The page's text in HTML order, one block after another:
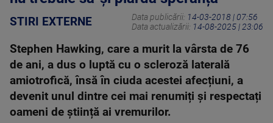
STIRI EXTERNE Data publicării: 14-03-2018 | 07:56
Data actualizării: 14-08-2025 | 23:06
Stephen Hawking, care a murit la vârsta de 76
de ani, a dus o luptă cu o scleroză laterală
amiotrofică, însă în ciuda acestei afecțiuni, a
devenit unul dintre cei mai renumiți și respectați
oameni de știință ai vremurilor.